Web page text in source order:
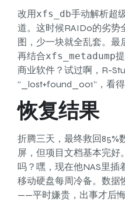
改用 xfs_db手动解析超
道。这时候RAID0的劣势
图，少一块就全乱套。最
再结合xfs_metadump
商业软件？试过啊，R-
“_lost+found_001”，看得
恢复结果
折腾三天，最终救回85%
屏，但项目文档基本完
吗？嘿，现在他NAS里插
移动硬盘每周冷备。数据
——平时嫌贵，出事才后悔